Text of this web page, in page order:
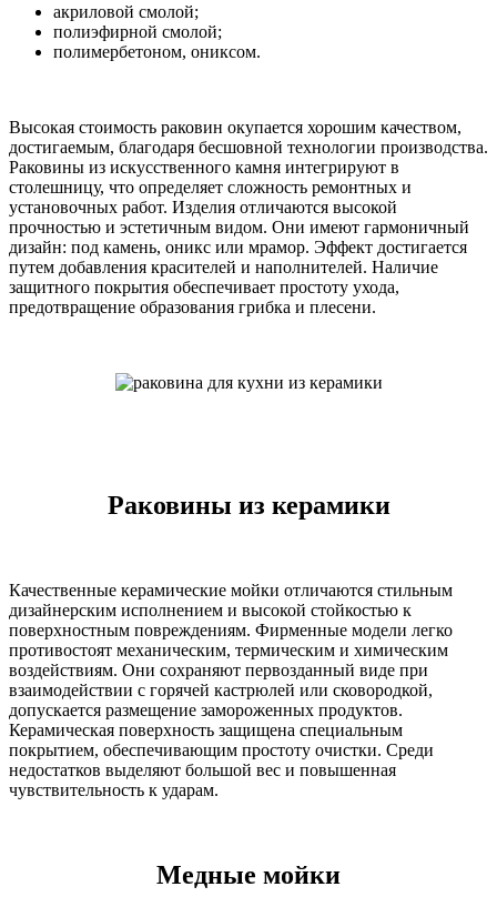
акриловой смолой;
полиэфирной смолой;
полимербетоном, ониксом.
Высокая стоимость раковин окупается хорошим качеством,
достигаемым, благодаря бесшовной технологии производства.
Раковины из искусственного камня интегрируют в
столешницу, что определяет сложность ремонтных и
установочных работ. Изделия отличаются высокой
прочностью и эстетичным видом. Они имеют гармоничный
дизайн: под камень, оникс или мрамор. Эффект достигается
путем добавления красителей и наполнителей. Наличие
защитного покрытия обеспечивает простоту ухода,
предотвращение образования грибка и плесени.
Раковины из керамики
Качественные керамические мойки отличаются стильным
дизайнерским исполнением и высокой стойкостью к
поверхностным повреждениям. Фирменные модели легко
противостоят механическим, термическим и химическим
воздействиям. Они сохраняют первозданный виде при
взаимодействии с горячей кастрюлей или сковородкой,
допускается размещение замороженных продуктов.
Керамическая поверхность защищена специальным
покрытием, обеспечивающим простоту очистки. Среди
недостатков выделяют большой вес и повышенная
чувствительность к ударам.
Медные мойки